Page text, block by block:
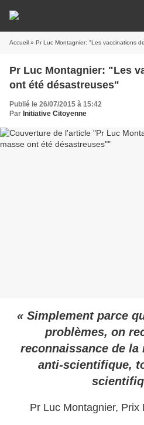
Accueil » Pr Luc Montagnier: "Les vaccinations
Pr Luc Montagnier: "Les
ont été désastreuses"
Publié le 26/07/2015 à 15:42
Par Initiative Citoyenne
« Simplement parce
problèmes, on
reconnaissance de la
anti-scientifique,
Pr Luc Montagnier, Prix